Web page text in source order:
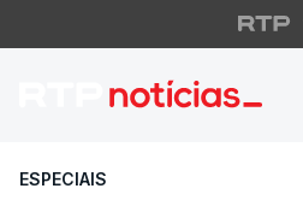
Segundo
ESPECIAIS